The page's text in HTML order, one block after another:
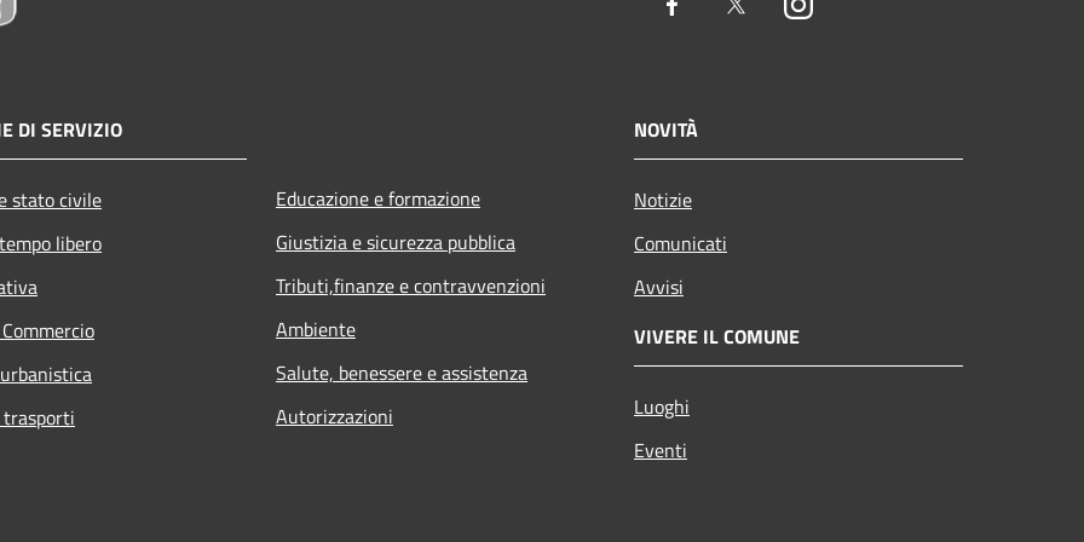
DI SERVIZIO
stato civile
libero
Educazione e formazione
Giustizia e sicurezza pubblica
Tributi,finanze e contravvenzioni
Ambiente
Salute, benessere e assistenza
Autorizzazioni
NOVITÀ
Notizie
Comunicati
Avvisi
VIVERE IL COMUNE
Luoghi
Eventi